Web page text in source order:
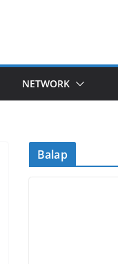
NETWORK
Balap